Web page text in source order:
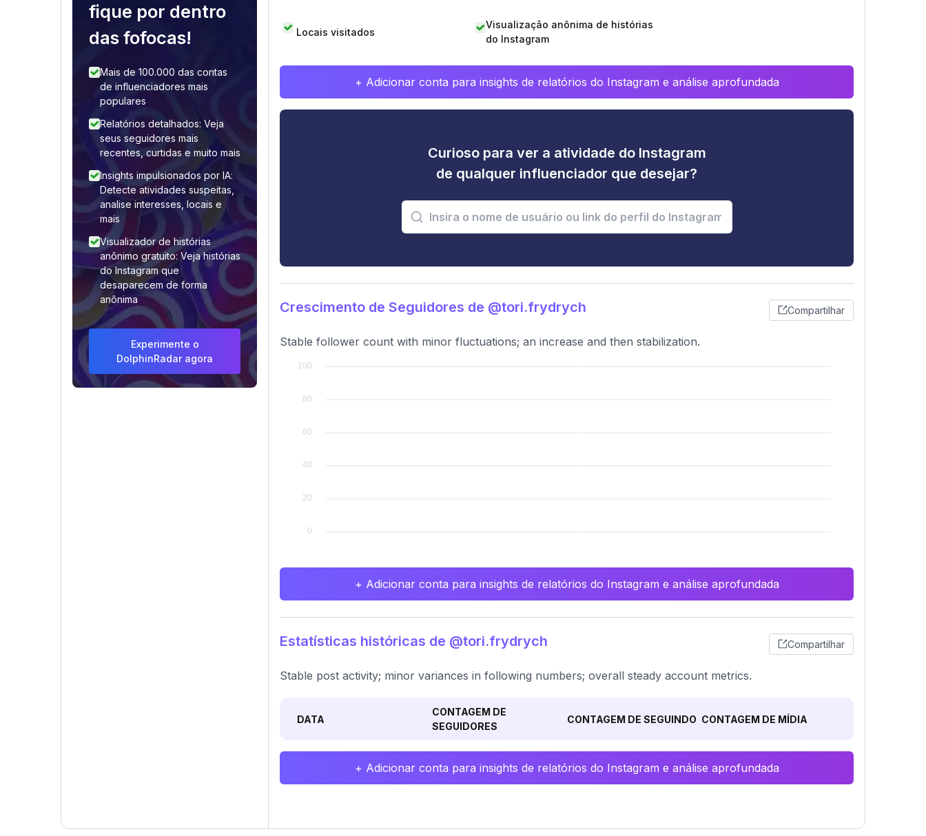
fique por dentro
das fofocas!
Mais de 100.000 das contas
de influenciadores mais
populares
Relatórios detalhados: Veja
seus seguidores mais
recentes, curtidas e muito mais
Insights impulsionados por IA:
Detecte atividades suspeitas,
analise interesses, locais e
mais
Visualizador de histórias
anônimo gratuito: Veja histórias
do Instagram que
desaparecem de forma
anônima
Experimente o
DolphinRadar agora
Locais visitados
Visualização anônima de histórias
do Instagram
+ Adicionar conta para insights de relatórios do Instagram e análise aprofundada
Curioso para ver a atividade do Instagram
de qualquer influenciador que desejar?
Crescimento de Seguidores de @tori.frydrych Compartilhar
Stable follower count with minor fluctuations; an increase and then stabilization.
+ Adicionar conta para insights de relatórios do Instagram e análise aprofundada
Estatísticas históricas de @tori.frydrych Compartilhar
Stable post activity; minor variances in following numbers; overall steady account metrics.
DATA
CONTAGEM DE
SEGUIDORES
CONTAGEM DE SEGUINDO CONTAGEM DE MÍDIA
+ Adicionar conta para insights de relatórios do Instagram e análise aprofundada